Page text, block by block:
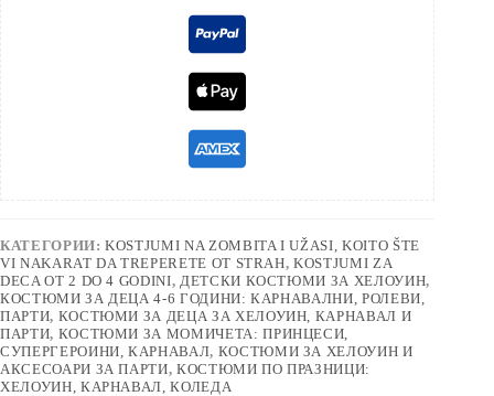
КАТЕГОРИИ:KOSTJUMI NA ZOMBITA I UŽASI, KOITO ŠTE
VI NAKARAT DA TREPERETE OT STRAH,KOSTJUMI ZA
DECA OT 2 DO 4 GODINI, ДЕТСКИ КОСТЮМИ ЗА ХЕЛОУИН,
КОСТЮМИ ЗА ДЕЦА 4-6 ГОДИНИ: КАРНАВАЛНИ, РОЛЕВИ,
ПАРТИ, КОСТЮМИ ЗА ДЕЦА ЗА ХЕЛОУИН, КАРНАВАЛ И
ПАРТИ, КОСТЮМИ ЗА МОМИЧЕТА: ПРИНЦЕСИ,
СУПЕРГЕРОИНИ, КАРНАВАЛ, КОСТЮМИ ЗА ХЕЛОУИН И
АКСЕСОАРИ ЗА ПАРТИ,КОСТЮМИ ПО ПРАЗНИЦИ:
ХЕЛОУИН, КАРНАВАЛ, КОЛЕДА